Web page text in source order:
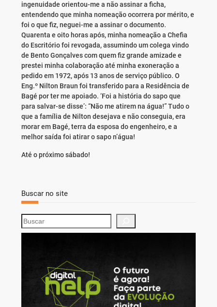
ingenuidade orientou-me a não assinar a ficha,
entendendo que minha nomeação ocorrera por mérito, e
foi o que fiz, neguei-me a assinar o documento.
Quarenta e oito horas após, minha nomeação a Chefia
do Escritório foi revogada, assumindo um colega vindo
de Bento Gonçalves com quem fiz grande amizade e
prestei minha colaboração até minha exoneração a
pedido em 1972, após 13 anos de serviço público. O
Eng.º Nilton Braun foi transferido para a Residência de
Bagé por ter me apoiado. ‘Foi a história do sapo que
para salvar-se disse’: “Não me atirem na água!” Tudo o
que a família de Nilton desejava e não conseguia, era
morar em Bagé, terra da esposa do engenheiro, e a
melhor saída foi atirar o sapo n’água!
Até o próximo sábado!
Buscar no site
S
e